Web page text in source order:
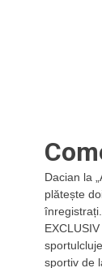
Dacian la
plătește
EXCLUSIV
sportiv de